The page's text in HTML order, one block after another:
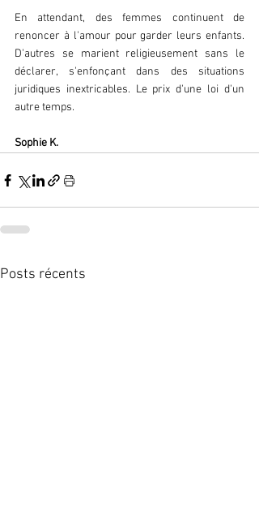
En attendant, des femmes continuent de
renoncer à l'amour pour garder leurs enfants.
D'autres se marient religieusement sans le
déclarer, s'enfonçant dans des situations
juridiques inextricables. Le prix d'une loi d'un
autre temps.
Sophie K.
Posts récents